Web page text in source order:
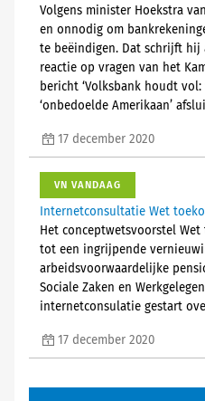
Volgens minister Hoekstra
en onnodig om
te beëindigen. Dat schrijft hij
reactie op vragen van het
bericht ‘Volksbank houdt
‘onbedoelde Amerikaan’
17 december 2020
VN VANDAAG
Internetconsultatie Wet
Het conceptwetsvoorstel
tot een ingrijpende
arbeidsvoorwaardelijke
Sociale Zaken en
internetconsulatie gestart
17 december 2020